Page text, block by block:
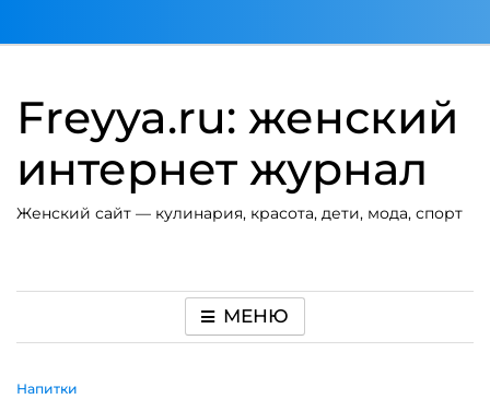
Freyya.ru: женский
интернет журнал
Женский сайт — кулинария, красота, дети, мода, спорт
МЕНЮ
Напитки